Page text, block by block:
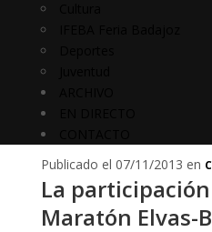
Publicado el 07/11/2013 en
La
Maratón Elvas-